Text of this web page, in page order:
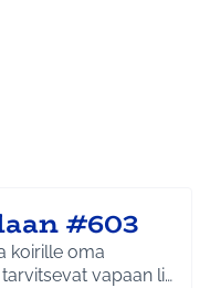
#603
koirille oma
vapaan li…